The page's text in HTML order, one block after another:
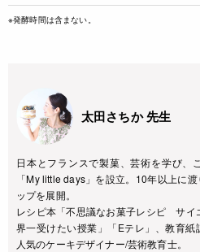
※発酵時間は含まない。
太田さちか 先生
日本とフランスで製菓、芸術を学び、
「My little days」を設立。10年以上に
ップを展開。
レシピ本「不思議なお菓子レシピ サイ
界一受けたい授業」「Eテレ」、教育
人気のケーキデザイナー/芸術教育士。